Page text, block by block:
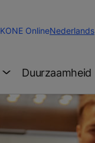
KONE OnlineChange
Nederlands
Duurzaamheid